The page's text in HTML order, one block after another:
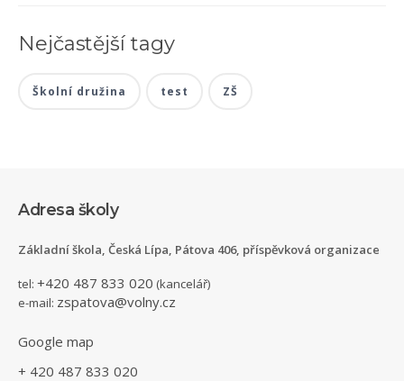
Nejčastější tagy
Školní družina test ZŠ
Adresa školy
Základní škola, Česká Lípa, Pátova 406, příspěvková organizace
tel: +420 487 833 020 (kancelář)
e-mail: zspatova@volny.cz
Google map
+ 420 487 833 020